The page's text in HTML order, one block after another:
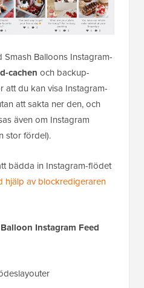
Balloons Instagram-
cachen och backup-
att du kan visa Instagram-
att sakta ner den, och
även om Instagram
stor fördel).
bädda in Instagram-flödet
hjälp av blockredigeraren
Instagram Feed